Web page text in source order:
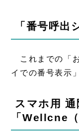
「番号呼出
これまでの「
イでの番号表示
スマホ用 通
「Wellcne